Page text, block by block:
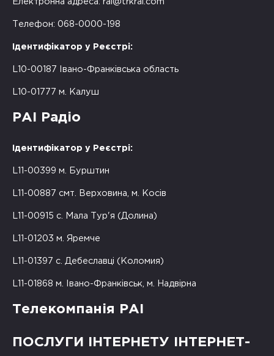
Електронна адреса: rai@trkrai.com
Телефон: 068-0000-198
Ідентифікатор у Реєстрі:
L10-00187 Івано-Франківська область
L10-01777 м. Калуш
РАІ Радіо
Ідентифікатор у Реєстрі:
L11-00399 м. Бурштин
L11-00887 смт. Верховина, м. Косів
L11-00915 с. Мала Тур'я (Долина)
L11-01203 м. Яремче
L11-01397 с. Дебеславці (Коломия)
L11-01868 м. Івано-Франківськ, м. Надвірна
Телекомпанія РАІ
ПОСЛУГИ ІНТЕРНЕТУ ІНТЕРНЕТ-